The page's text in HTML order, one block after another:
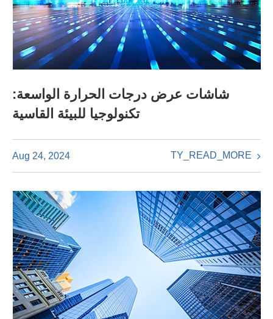
شاشات عرض درجات الحرارة الواسعة:
تكنولوجيا للبيئة القاسية
Aug 24, 2024 TY_READ_MORE